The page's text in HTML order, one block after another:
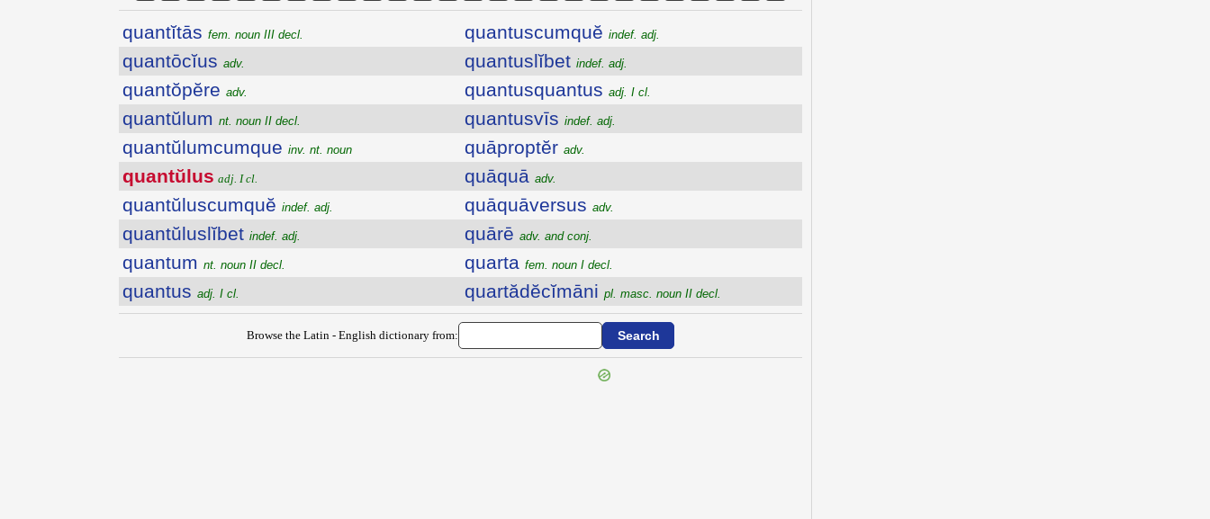
quantĭtās fem. noun III decl.
quantōcĭus adv.
quantŏpĕre adv.
quantŭlum nt. noun II decl.
quantŭlumcumque inv. nt. noun
quantŭlus adj. I cl.
quantŭluscumquĕ indef. adj.
quantŭluslĭbet indef. adj.
quantum nt. noun II decl.
quantus adj. I cl.
quantuscumquĕ indef. adj.
quantuslĭbet indef. adj.
quantusquantus adj. I cl.
quantusvīs indef. adj.
quāproptĕr adv.
quāquā adv.
quāquāversus adv.
quārē adv. and conj.
quarta fem. noun I decl.
quartădĕcĭmāni pl. masc. noun II decl.
Browse the Latin - English dictionary from: